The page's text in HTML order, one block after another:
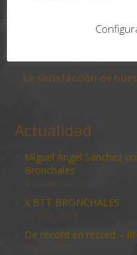
La satisfacción de
Actualidad
Miguel Ángel Sánchez
Bronchales
4 diciembre, 2018
X BTT BRONCHALES
18 julio, 2018
De record en record –
3 julio, 2018